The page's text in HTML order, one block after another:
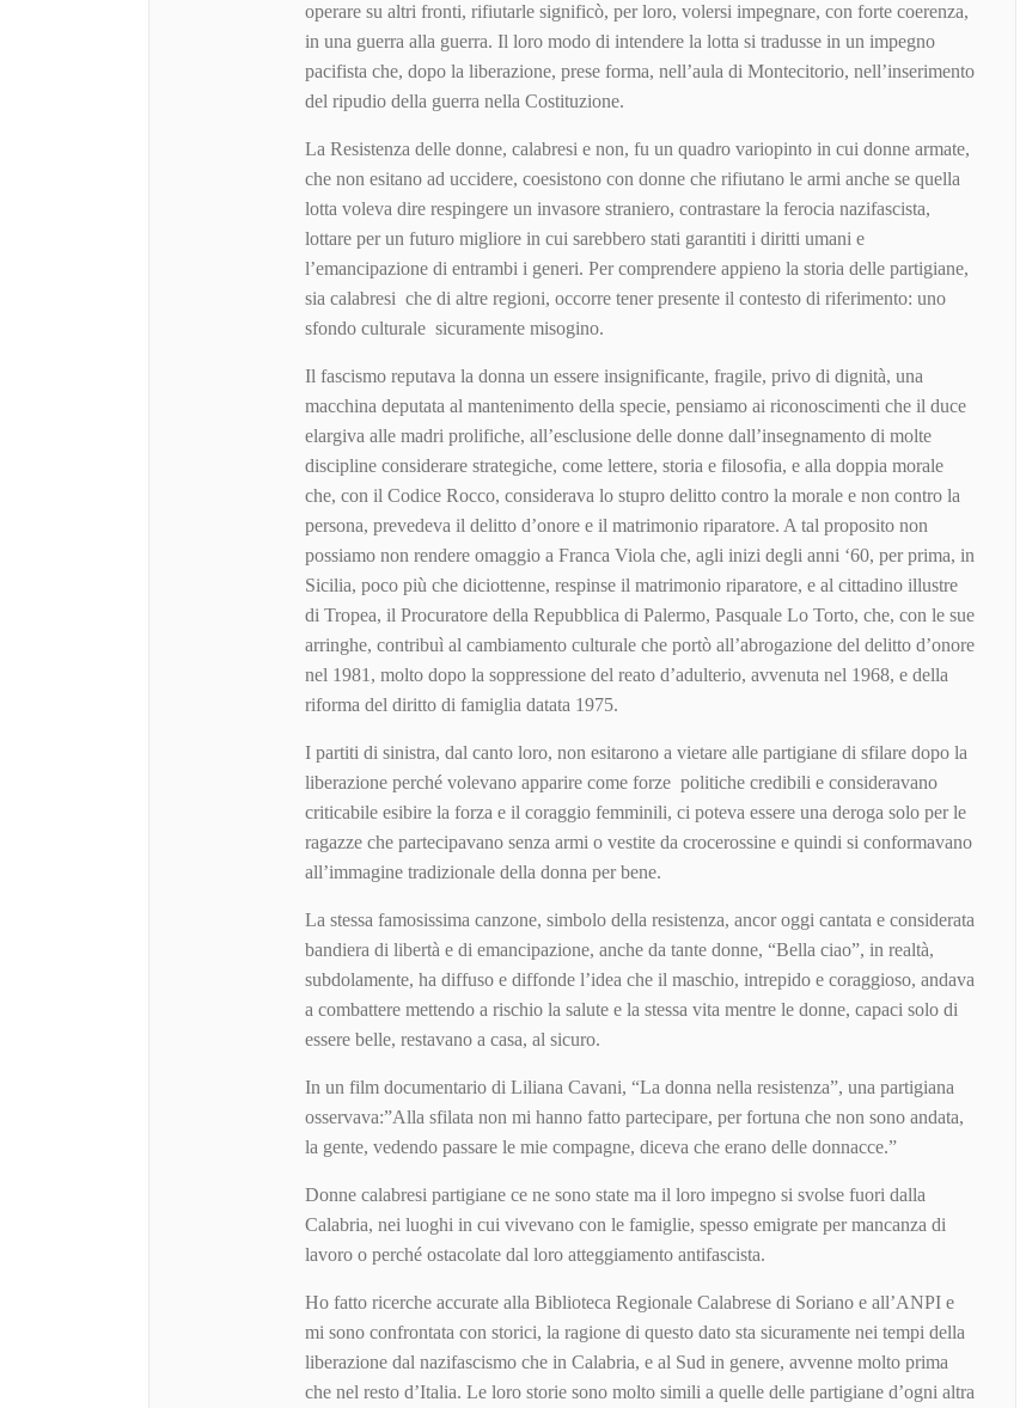
operare su altri fronti, rifiutarle significò, per loro, volersi impegnare, con forte coerenza,
in una guerra alla guerra. Il loro modo di intendere la lotta si tradusse in un impegno
pacifista che, dopo la liberazione, prese forma, nell’aula di Montecitorio, nell’inserimento
del ripudio della guerra nella Costituzione.
La Resistenza delle donne, calabresi e non, fu un quadro variopinto in cui donne armate,
che non esitano ad uccidere, coesistono con donne che rifiutano le armi anche se quella
lotta voleva dire respingere un invasore straniero, contrastare la ferocia nazifascista,
lottare per un futuro migliore in cui sarebbero stati garantiti i diritti umani e
l’emancipazione di entrambi i generi. Per comprendere appieno la storia delle partigiane,
sia calabresi che di altre regioni, occorre tener presente il contesto di riferimento: uno
sfondo culturale sicuramente misogino.
Il fascismo reputava la donna un essere insignificante, fragile, privo di dignità, una
macchina deputata al mantenimento della specie, pensiamo ai riconoscimenti che il duce
elargiva alle madri prolifiche, all’esclusione delle donne dall’insegnamento di molte
discipline considerare strategiche, come lettere, storia e filosofia, e alla doppia morale
che, con il Codice Rocco, considerava lo stupro delitto contro la morale e non contro la
persona, prevedeva il delitto d’onore e il matrimonio riparatore. A tal proposito non
possiamo non rendere omaggio a Franca Viola che, agli inizi degli anni ‘60, per prima, in
Sicilia, poco più che diciottenne, respinse il matrimonio riparatore, e al cittadino illustre
di Tropea, il Procuratore della Repubblica di Palermo, Pasquale Lo Torto, che, con le sue
arringhe, contribuì al cambiamento culturale che portò all’abrogazione del delitto d’onore
nel 1981, molto dopo la soppressione del reato d’adulterio, avvenuta nel 1968, e della
riforma del diritto di famiglia datata 1975.
I partiti di sinistra, dal canto loro, non esitarono a vietare alle partigiane di sfilare dopo la
liberazione perché volevano apparire come forze politiche credibili e consideravano
criticabile esibire la forza e il coraggio femminili, ci poteva essere una deroga solo per le
ragazze che partecipavano senza armi o vestite da crocerossine e quindi si conformavano
all’immagine tradizionale della donna per bene.
La stessa famosissima canzone, simbolo della resistenza, ancor oggi cantata e considerata
bandiera di libertà e di emancipazione, anche da tante donne, “Bella ciao”, in realtà,
subdolamente, ha diffuso e diffonde l’idea che il maschio, intrepido e coraggioso, andava
a combattere mettendo a rischio la salute e la stessa vita mentre le donne, capaci solo di
essere belle, restavano a casa, al sicuro.
In un film documentario di Liliana Cavani, “La donna nella resistenza”, una partigiana
osservava:”Alla sfilata non mi hanno fatto partecipare, per fortuna che non sono andata,
la gente, vedendo passare le mie compagne, diceva che erano delle donnacce.”
Donne calabresi partigiane ce ne sono state ma il loro impegno si svolse fuori dalla
Calabria, nei luoghi in cui vivevano con le famiglie, spesso emigrate per mancanza di
lavoro o perché ostacolate dal loro atteggiamento antifascista.
Ho fatto ricerche accurate alla Biblioteca Regionale Calabrese di Soriano e all’ANPI e
mi sono confrontata con storici, la ragione di questo dato sta sicuramente nei tempi della
liberazione dal nazifascismo che in Calabria, e al Sud in genere, avvenne molto prima
che nel resto d’Italia. Le loro storie sono molto simili a quelle delle partigiane d’ogni altra